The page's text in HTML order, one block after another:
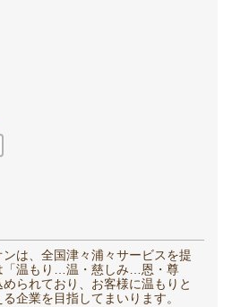
は、全国津々浦々サービスを提
「温もり…温・慈しみ…恩・尊
られており、お客様に温もりと
企業を目指してまいります。